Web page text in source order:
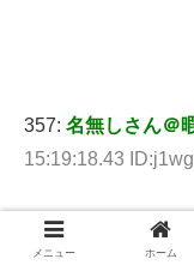
357: 名無しさん＠
15:19:18.43
>>137
ずっと部屋に
メニュー ホーム